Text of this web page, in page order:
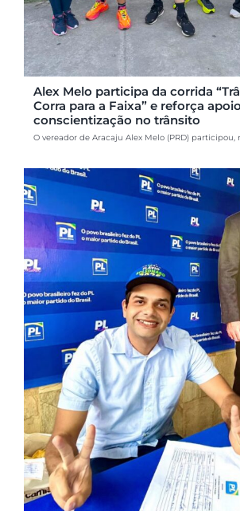
Alex Melo participa da corrida
Corra para a Faixa” e reforça
conscientização no trânsito
O vereador de Aracaju Alex Melo (PRD) participou,